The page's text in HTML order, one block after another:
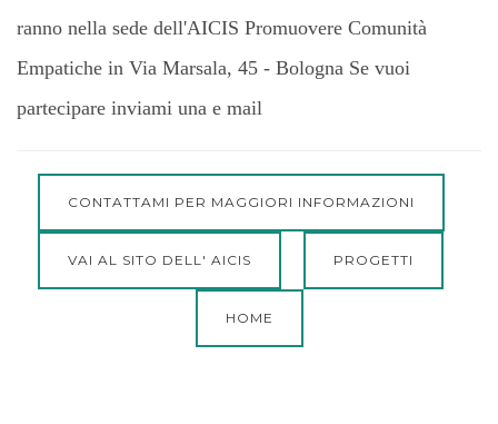
ranno nella sede dell'AICIS Promuovere Comunità
Empatiche in Via Marsala, 45 - Bologna Se vuoi
partecipare inviami una e mail
CONTATTAMI PER MAGGIORI INFORMAZIONI
VAI AL SITO DELL' AICIS PROGETTI
HOME